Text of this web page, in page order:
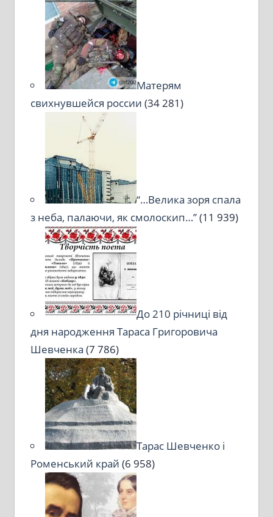
Матерям
свихнувшейся россии (34 281)
“…Велика зоря спала
з неба, палаючи, як смолоскип…”(11 939)
До 210 річниці від
дня народження Тараса Григоровича
Шевченка (7 786)
Тарас Шевченко і
Роменський край (6 958)